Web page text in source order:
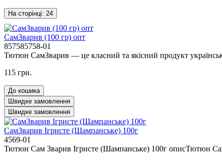
На сторінці: 24
СамЗварив (100 гр) опт
857585758-01
Тютюн СамЗварив — це класний та якісний продукт
115 грн.
До кошика
Швидке замовлення
Швидке замовлення
СамЗварив Ігристе (Шампанське) 100г
4569-01
Тютюн Сам Зварив Ігристе (Шампанське) 100г описТютюн